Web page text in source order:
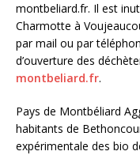
montbeliard.fr. Il est
Charmotte à
par mail ou par
d’ouverture des
montbeliard.fr.
Pays de Montbéliard
habitants de
expérimentale des bio